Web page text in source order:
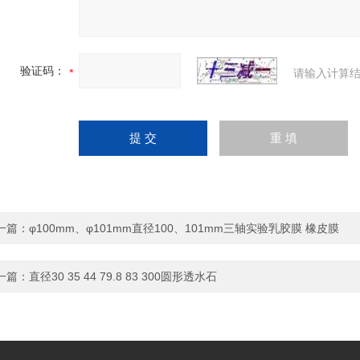
验证码： 请输入计算
篇： φ100mm、φ101mm直径100、101mm三轴实验乳胶膜 橡皮膜
篇： 直径30 35 44 79.8 83 300圆形透水石